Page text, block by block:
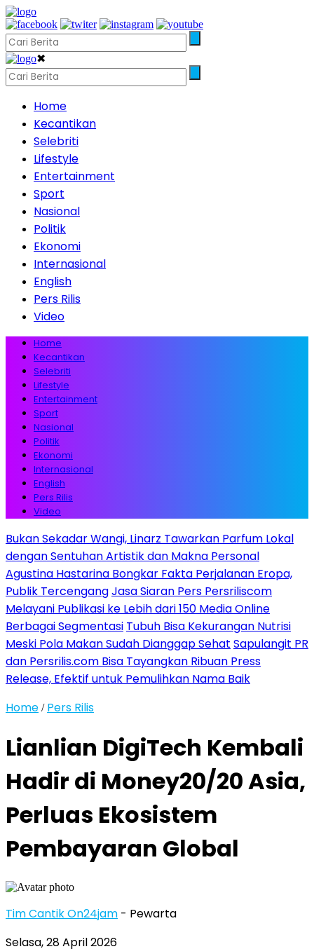
✖
Home
Kecantikan
Selebriti
Lifestyle
Entertainment
Sport
Nasional
Politik
Ekonomi
Internasional
English
Pers Rilis
Video
Home
Kecantikan
Selebriti
Lifestyle
Entertainment
Sport
Nasional
Politik
Ekonomi
Internasional
English
Pers Rilis
Video
Bukan Sekadar Wangi, Linarz Tawarkan Parfum Lokal
dengan Sentuhan Artistik dan Makna Personal
Agustina Hastarina Bongkar Fakta Perjalanan Eropa,
Publik TercengangJasa Siaran Pers Persriliscom
Melayani Publikasi ke Lebih dari 150 Media Online
Berbagai Segmentasi Tubuh Bisa Kekurangan Nutrisi
Meski Pola Makan Sudah Dianggap Sehat Sapulangit PR
dan Persrilis.com Bisa Tayangkan Ribuan Press
Release, Efektif untuk Pemulihkan Nama Baik
Home / Pers Rilis
Lianlian DigiTech Kembali
Hadir di Money20/20 Asia,
Perluas Ekosistem
Pembayaran Global
Tim Cantik On24jam - Pewarta
Selasa, 28 April 2026